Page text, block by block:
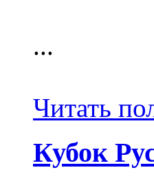
...
Читать
Кубок